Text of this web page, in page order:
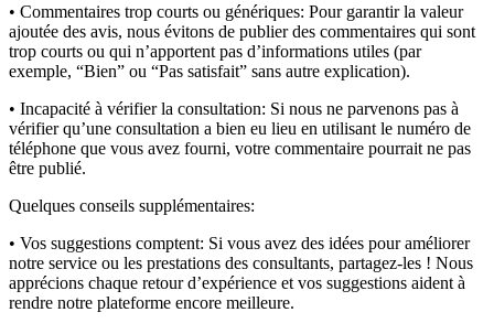
• Commentaires trop courts ou génériques: Pour garantir la valeur
ajoutée des avis, nous évitons de publier des commentaires qui sont
trop courts ou qui n’apportent pas d’informations utiles (par
exemple, “Bien” ou “Pas satisfait” sans autre explication).
• Incapacité à vérifier la consultation: Si nous ne parvenons pas à
vérifier qu’une consultation a bien eu lieu en utilisant le numéro de
téléphone que vous avez fourni, votre commentaire pourrait ne pas
être publié.
Quelques conseils supplémentaires:
• Vos suggestions comptent: Si vous avez des idées pour améliorer
notre service ou les prestations des consultants, partagez-les ! Nous
apprécions chaque retour d’expérience et vos suggestions aident à
rendre notre plateforme encore meilleure.